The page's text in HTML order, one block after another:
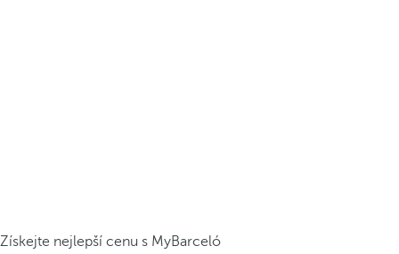
Získejte nejlepší cenu s MyBarceló